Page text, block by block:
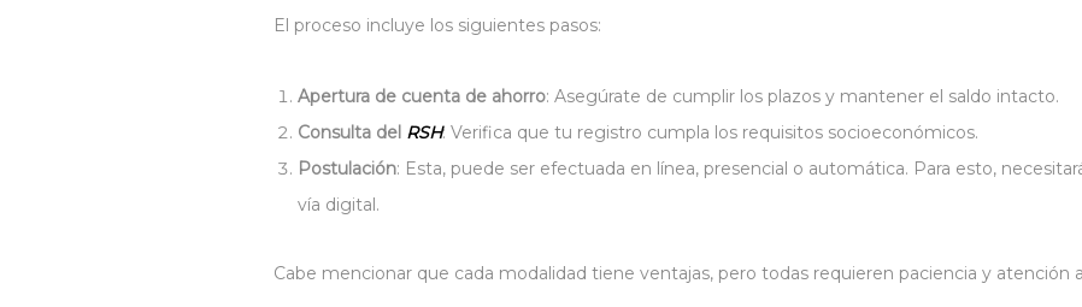
El proceso incluye los siguientes pasos:
Apertura de cuenta de ahorro: Asegúrate de cumplir los plazos y mantener el saldo intacto.
Consulta del RSH: Verifica que tu registro cumpla los requisitos socioeconómicos.
Postulación: Esta, puede ser efectuada en línea, presencial o automática. Para esto,
vía digital.
Cabe mencionar que cada modalidad tiene ventajas, pero todas requieren paciencia y atención